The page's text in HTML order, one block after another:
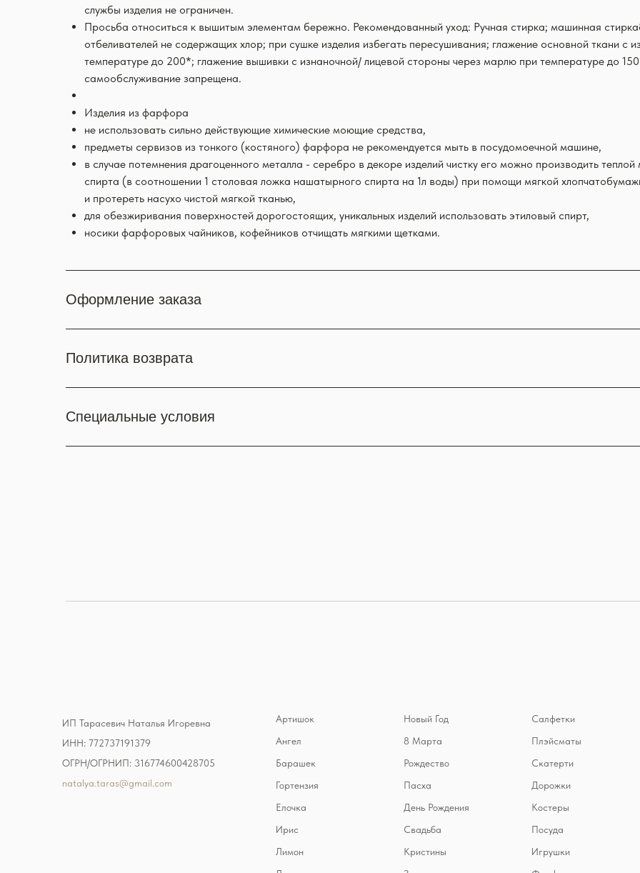
службы изделия не ограничен.
Просьба относиться к вышитым элементам бережно. Рекомендованный уход: Ручная стирка; машинная
отбеливателей не содержащих хлор; при сушке изделия избегать пересушивания; глажение основной ткани с
температуре до 200*; глажение вышивки с изнаночной/ лицевой стороны через марлю при температуре до
самообслуживание запрещена.
Изделия из фарфора
не использовать сильно действующие химические моющие средства,
предметы сервизов из тонкого (костяного) фарфора не рекомендуется мыть в посудомоечной машине,
в случае потемнения драгоценного металла - серебро в декоре изделий чистку его можно производить
спирта (в соотношении 1 столовая ложка нашатырного спирта на 1л воды) при помощи мягкой
и протереть насухо чистой мягкой тканью,
для обезжиривания поверхностей дорогостоящих, уникальных изделий использовать этиловый спирт,
носики фарфоровых чайников, кофейников отчищать мягкими щетками.
Оформление заказа
Политика возврата
Специальные условия
ИП Тарасевич Наталья Игоревна
ИНН: 772737191379
ОГРН/ОГРНИП: 316774600428705
natalya.taras@gmail.com
Артишок
Ангел
Барашек
Гортензия
Елочка
Ирис
Лимон
Новый Год
8 Марта
Рождество
Пасха
День Рождения
Свадьба
Кристины
Салфетки
Плэйсматы
Скатерти
Дорожки
Костеры
Посуда
Игрушки